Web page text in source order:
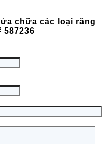
chữa các loại răng
587236